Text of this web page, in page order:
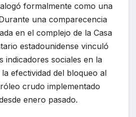
formalmente como una
una comparecencia
en el complejo de la Casa
estadounidense vinculó
indicadores sociales en la
efectividad del bloqueo al
crudo implementado
enero pasado.